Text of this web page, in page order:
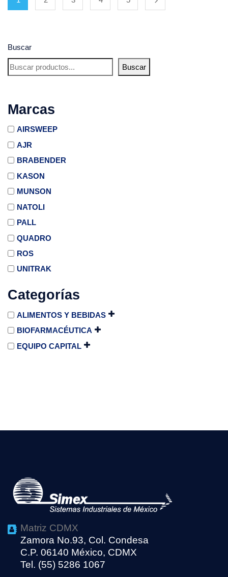
Buscar
Buscar
Marcas
AIRSWEEP
AJR
BRABENDER
KASON
MUNSON
NATOLI
PALL
QUADRO
ROS
UNITRAK
Categorías
ALIMENTOS Y BEBIDAS
BIOFARMACÉUTICA
EQUIPO CAPITAL
Matriz CDMX
Zamora No.93, Col. Condesa
C.P. 06140 México, CDMX
Tel. (55) 5286 1067